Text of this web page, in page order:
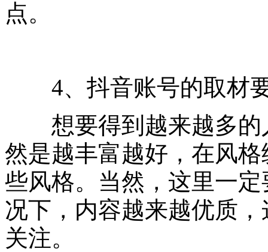
点。
4、抖音账号的取材
想要得到越来越多的
然是越丰富越好，在风
些风格。当然，这里一
况下，内容越来越优质
关注。